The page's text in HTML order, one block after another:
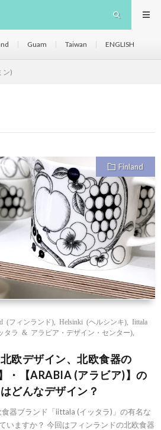
Guam Taiwan ENGLISH
ン)
Finland
(フィンランド) Helsinki (ヘルシンキ)
Iittala
タラ & アラビア・デザイン・センター)
欧デザイン、北欧食器の
・【ARABIA (アラビア)】の
どんなデザイン？
器ブランド「iittala (イッタラ)」の有名な
いますか？ 今回はフィンランドの北欧食器